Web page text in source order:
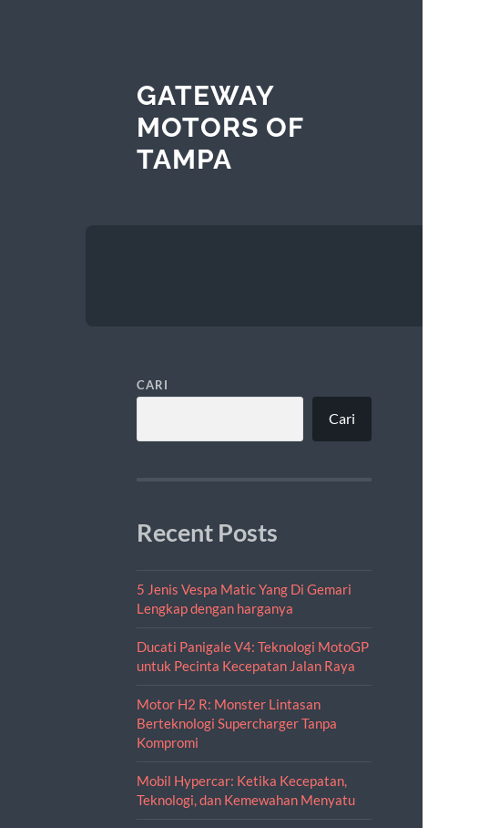
GATEWAY
MOTORS OF
TAMPA
CARI
Cari
Recent Posts
5 Jenis Vespa Matic Yang Di Gemari
Lengkap dengan harganya
Ducati Panigale V4: Teknologi MotoGP
untuk Pecinta Kecepatan Jalan Raya
Motor H2 R: Monster Lintasan
Berteknologi Supercharger Tanpa
Kompromi
Mobil Hypercar: Ketika Kecepatan,
Teknologi, dan Kemewahan Menyatu